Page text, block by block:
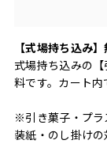
【式場持ち込み
式場持ち込みの
料です。カート内
※引き菓子・プラ
装紙・のし掛けの